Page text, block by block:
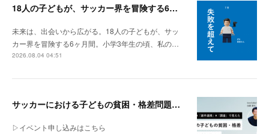
18人の子どもが、サッカー界を冒険する6ヶ月間。
未来は、出会いから広がる。18人の子どもが、サッ
カー界を冒険する6ヶ月間。小学3年生の頃、私の…
2026.08.04 04:51
サッカーにおける子どもの貧困・格差問題の現状 | 「社会とサッカー」vol.1
▷イベント申し込みはこちら